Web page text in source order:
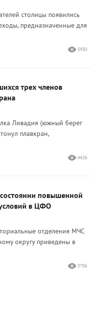
столицы появились
предназначенные для
3930
трех членов
Ливадия (южный берег
плавкран,
4426
повышенной
в ЦФО
отделения МЧС
округу приведены в
3786